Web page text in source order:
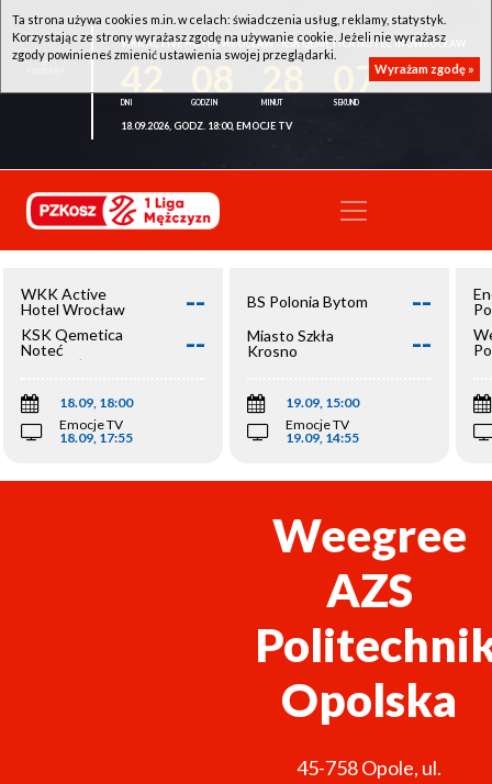
WKK ACTIVE HOTEL WROCŁAW - KSK QEMETICA NOTEĆ INOWROCŁAW
07
18.09.2026, GODZ. 18:00, EMOCJE TV
WKK Active
Hotel Wrocław
--
KSK Qemetica
Noteć
Inowrocław
--
18.09, 18:00
Emocje TV
18.09, 17:55
BS Polonia Bytom --
Miasto Szkła
Krosno
--
19.09, 15:00
Emocje TV
19.09, 14:55
Weegree
AZS
Opolska
45-758Opole, ul.
Ta strona używa cookies m.in. w celach: świadczenia usług, reklamy, statystyk.
Korzystając ze strony wyrażasz zgodę na używanie cookie. Jeżeli nie wyrażasz
zgody powinieneś zmienić ustawienia swojej przeglądarki.
Wyrażam zgodę »